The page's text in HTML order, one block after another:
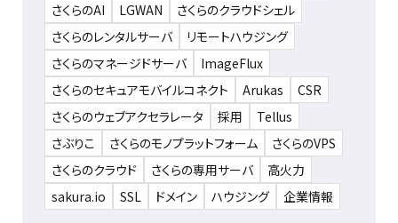
さくらのAI
LGWAN
さくらのクラウドシェル
さくらのレンタルサーバ
リモートハウジング
さくらのマネージドサーバ
ImageFlux
さくらのセキュアモバイルコネクト
Arukas
CSR
さくらのウェブアクセラレータ
採用
Tellus
さぶりこ
さくらのモノプラットフォーム
さくらのVPS
さくらのクラウド
さくらの専用サーバ
高火力
sakura.io
SSL ドメイン ハウジング 企業情報